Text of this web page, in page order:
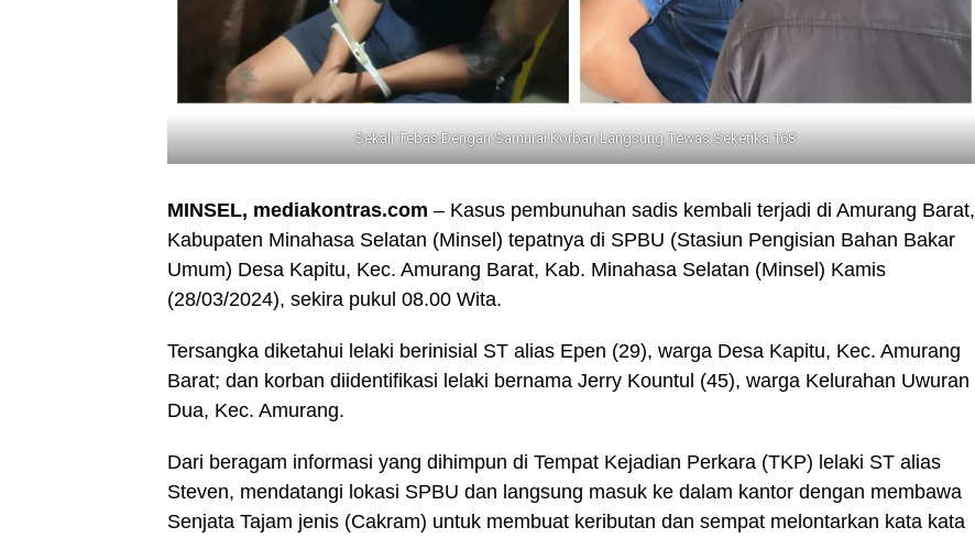
Sekali Tebas Dengan Samurai Korban Langsung Tewas Seketika 168
MINSEL, mediakontras.com – Kasus pembunuhan sadis kembali terjadi di Amurang Barat,
Kabupaten Minahasa Selatan (Minsel) tepatnya di SPBU (Stasiun Pengisian Bahan Bakar
Umum) Desa Kapitu, Kec. Amurang Barat, Kab. Minahasa Selatan (Minsel) Kamis
(28/03/2024), sekira pukul 08.00 Wita.
Tersangka diketahui lelaki berinisial ST alias Epen (29), warga Desa Kapitu, Kec. Amurang
Barat; dan korban diidentifikasi lelaki bernama Jerry Kountul (45), warga Kelurahan Uwuran
Dua, Kec. Amurang.
Dari beragam informasi yang dihimpun di Tempat Kejadian Perkara (TKP) lelaki ST alias
Steven, mendatangi lokasi SPBU dan langsung masuk ke dalam kantor dengan membawa
Senjata Tajam jenis (Cakram) untuk membuat keributan dan sempat melontarkan kata kata